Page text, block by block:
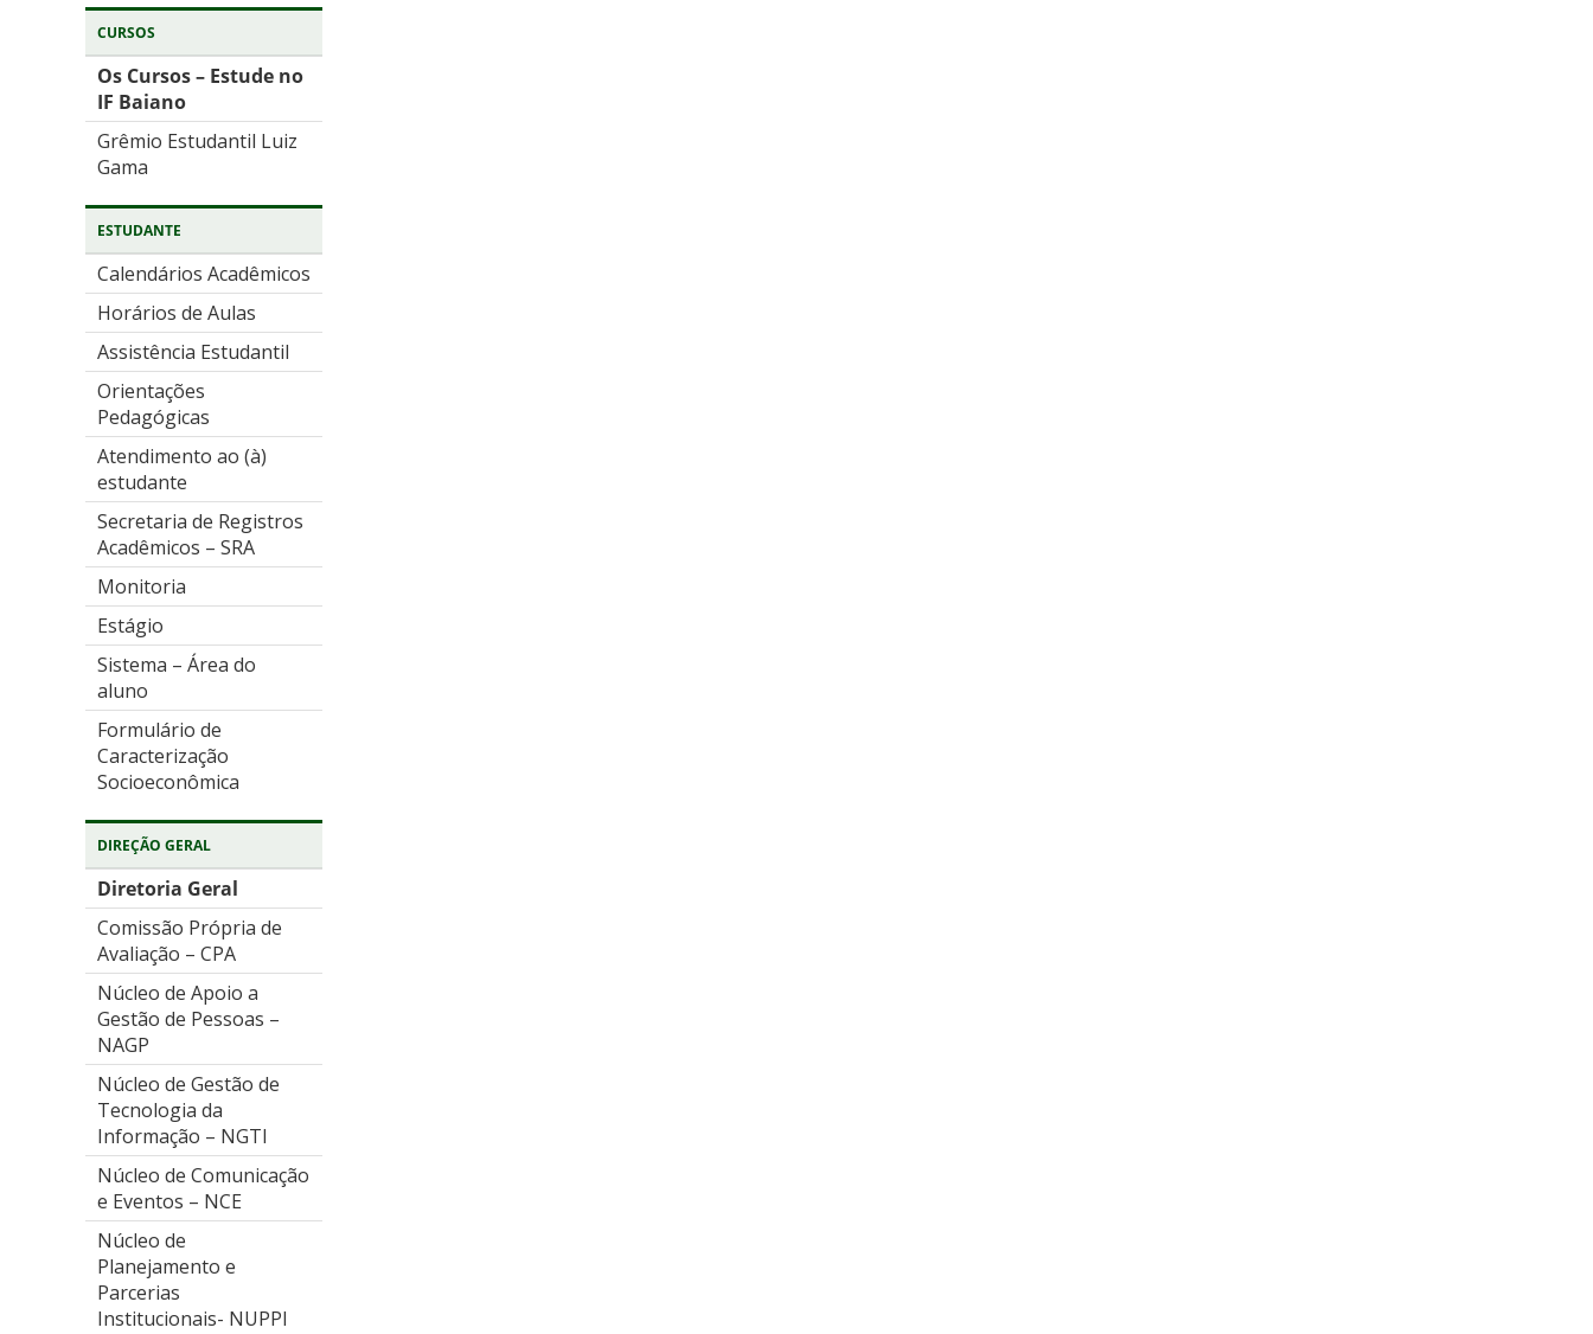
CURSOS
Os Cursos – Estude no
IF Baiano
Grêmio Estudantil Luiz
Gama
ESTUDANTE
Calendários Acadêmicos
Horários de Aulas
Assistência Estudantil
Orientações
Pedagógicas
Atendimento ao (à)
estudante
Secretaria de Registros
Acadêmicos – SRA
Monitoria
Estágio
Sistema – Área do
aluno
Formulário de
Caracterização
Socioeconômica
DIREÇÃO GERAL
Diretoria Geral
Comissão Própria de
Avaliação – CPA
Núcleo de Apoio a
Gestão de Pessoas –
NAGP
Núcleo de Gestão de
Tecnologia da
Informação – NGTI
Núcleo de Comunicação
e Eventos – NCE
Núcleo de
Planejamento e
Parcerias
Institucionais- NUPPI